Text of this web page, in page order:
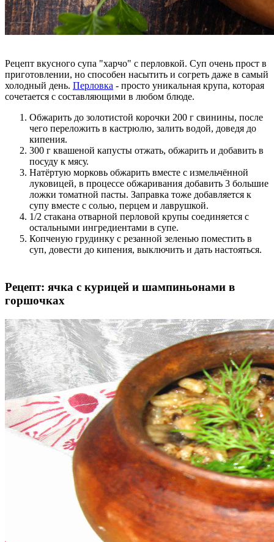
Рецепт вкусного супа "харчо" с перловкой. Суп очень прост в
приготовлении, но способен насытить и согреть даже в самый
холодный день. Перловка - просто уникальная крупа, которая
сочетается с составляющими в любом блюде.
Обжарить до золотистой корочки 200 г свинины, после
чего переложить в кастрюлю, залить водой, доведя до
кипения.
300 г квашеной капусты отжать, обжарить и добавить в
посуду к мясу.
Натёртую морковь обжарить вместе с измельчённой
луковицей, в процессе обжаривания добавить 3 большие
ложки томатной пасты. Заправка тоже добавляется к
супу вместе с солью, перцем и лаврушкой.
1/2 стакана отварной перловой крупы соединяется с
остальными ингредиентами в супе.
Копченую грудинку с резанной зеленью поместить в
суп, довести до кипения, выключить и дать настояться.
Рецепт: ячка с курицей и шампиньонами в
горшочках